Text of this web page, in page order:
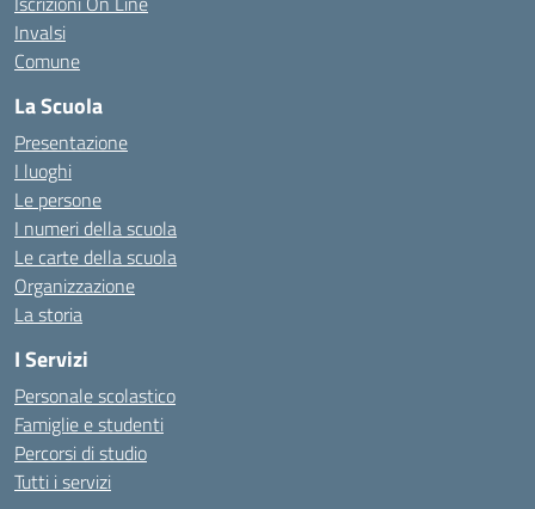
Invalsi
Comune
La Scuola
Presentazione
I luoghi
Le persone
I numeri della scuola
Le carte della scuola
Organizzazione
La storia
I Servizi
Personale scolastico
Famiglie e studenti
Percorsi di studio
Tutti i servizi